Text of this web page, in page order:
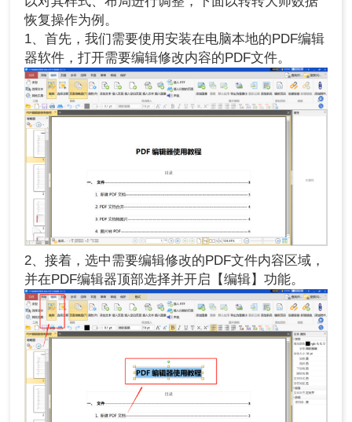
恢复操作为例。
1、首先，我们需要使用安装在电脑本地的PDF编辑
器软件，打开需要编辑修改内容的PDF文件。
2、接着，选中需要编辑修改的PDF文件内容区域，
并在PDF编辑器顶部选择并开启【编辑】功能。